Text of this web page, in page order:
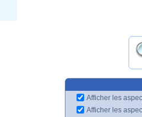
Afficher les
Afficher les